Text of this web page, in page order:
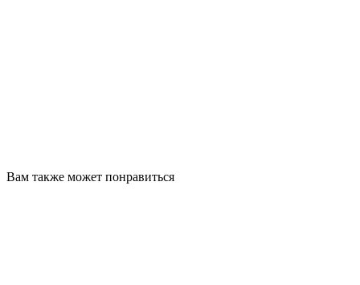
Вам также может понравиться